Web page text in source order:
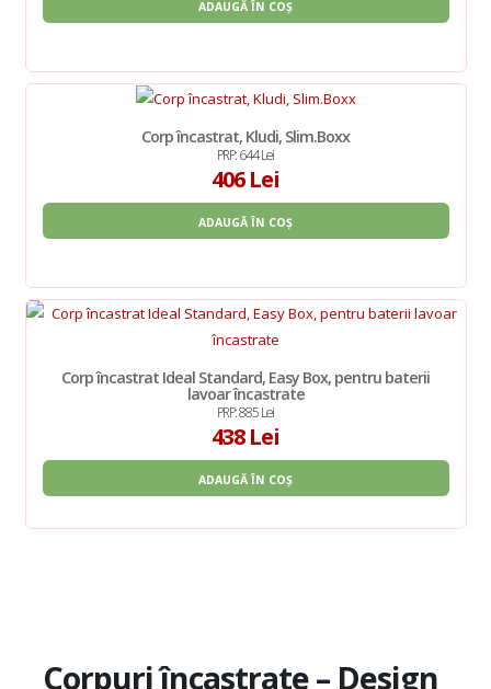
ADAUGĂ ÎN COȘ
Corp încastrat, Kludi, Slim.Boxx
PRP: 644 Lei
406 Lei
ADAUGĂ ÎN COȘ
Corp încastrat Ideal Standard, Easy Box, pentru baterii
lavoar încastrate
PRP: 885 Lei
438 Lei
ADAUGĂ ÎN COȘ
Corpuri încastrate – Design